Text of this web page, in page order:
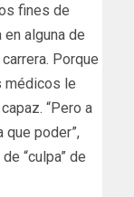
fines de
alguna de
Porque
médicos le
“Pero a
que poder”,
“culpa” de